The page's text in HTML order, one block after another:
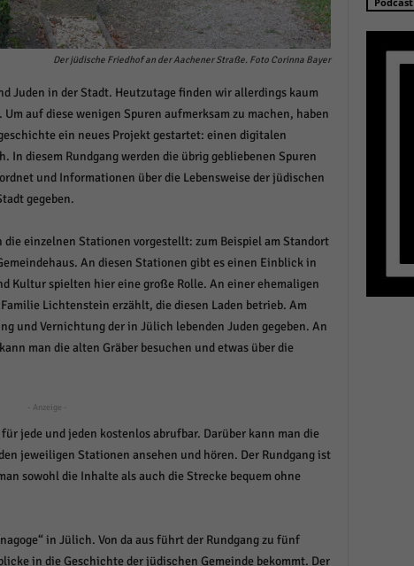
Der jüdische Friedhof an der Aachener Straße. Foto Corinna Bayer
Juden in der Stadt. Heutzutage finden wir allerdings kaum
auf diese wenigen Spuren aufmerksam zu machen, haben
ein neues Projekt gestartet: einen digitalen
In diesem Rundgang werden die übrig gebliebenen Spuren
und Informationen über die Lebensweise der jüdischen
gegeben.
einzelnen Stationen vorgestellt: zum Beispiel am Standort
An diesen Stationen gibt es einen Einblick in
Kultur spielten hier eine große Rolle. An einer ehemaligen
Lichtenstein erzählt, die diesen Laden betrieb. Am
und Vernichtung der in Jülich lebenden Juden gegeben. An
man die alten Gräber besuchen und etwas über die
- Anzeige -
jede und jeden kostenlos abrufbar. Darüber kann man die
jeweiligen Stationen ansehen und hören. Der Rundgang ist
sowohl die Inhalte als auch die Strecke bequem ohne
in Jülich. Von da aus führt der Rundgang zu fünf
in die Geschichte der jüdischen Gemeinde bekommt. Der
(1)
Cookies ermöglichen grundlegende Funktionen und sind für die einwandfreie
Cookie-Informationen anzeigen
(1)
Cookies erfassen Informationen anonym. Diese Informationen helfen uns zu verstehen,
Besucher unsere Website nutzen.
(1)
Cookies werden von Drittanbietern oder Publishern verwendet, um personalisierte
anzuzeigen. Sie tun dies, indem sie Besucher über Websites hinweg verfolgen.
Cookie-Informationen anzeigen
Medien (6)
manuellen Einwilligung mehr.
Cookie-Informationen anzeigen
by Borlabs Cookie Datenschutzerklärung